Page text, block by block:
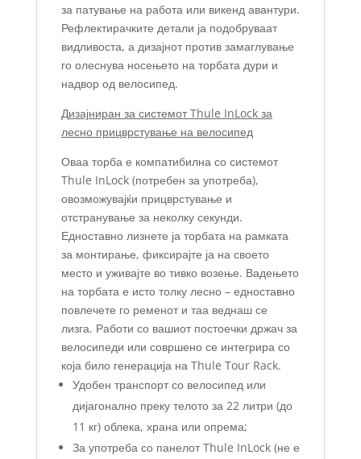
за патување на работа или викенд авантури.
Рефлектирачките детали ја подобруваат
видливоста, а дизајнот против замаглување
го олеснува носењето на торбата дури и
надвор од велосипед.
Дизајниран за системот Thule InLock за
лесно прицврстување на велосипед
Оваа торба е компатибилна со системот
Thule InLock (потребен за употреба),
овозможувајќи прицврстување и
отстранување за неколку секунди.
Едноставно лизнете ја торбата на рамката
за монтирање, фиксирајте ја на своето
место и уживајте во тивко возење. Вадењето
на торбата е исто толку лесно – едноставно
повлечете го ременот и таа веднаш се
лизга. Работи со вашиот постоечки држач за
велосипеди или совршено се интегрира со
која било генерација на Thule Tour Rack.
Удобен транспорт со велосипед или
дијагонално преку телото за 22 литри (до
11 кг) облека, храна или опрема;
За употреба со панелот Thule InLock (не е